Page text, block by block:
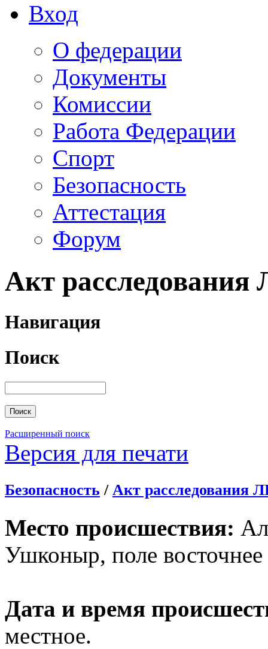
Вход
О федерации
Документы
Комиссии
Работа Федерации
Спорт
Безопасность
Аттестация
Форум
Акт расследования
Навигация
Поиск
Расширенный поиск
Версия для печати
Безопасность / Акт расследования
Место происшествия:
Ушконыр, поле
Дата и время
местное.